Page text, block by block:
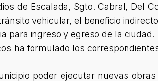
de Escalada, Sgto. Cabral, Del
vehicular, el beneficio
para ingreso y egreso de la ciudad.
ha formulado los
poder ejecutar nuevas